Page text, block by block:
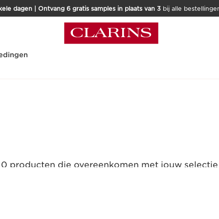
dagen | Ontvang 6 gratis samples in plaats van 3 bij alle
0 producten die overeenkomen met jouw selectie